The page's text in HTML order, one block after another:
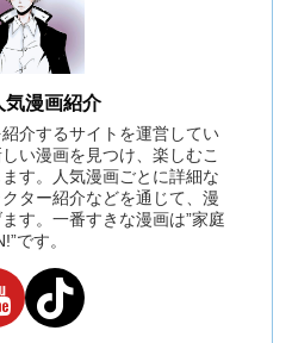
気漫画紹介
介するサイトを運営してい
い漫画を見つけ、楽しむこ
す。人気漫画ごとに詳細な
ター紹介などを通じて、漫
す。一番すきな漫画は”家庭
です。